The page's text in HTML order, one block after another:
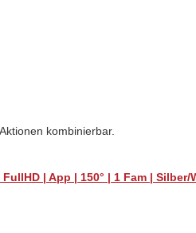
kombinierbar.
| App | 150° | 1 Fam | Silber/